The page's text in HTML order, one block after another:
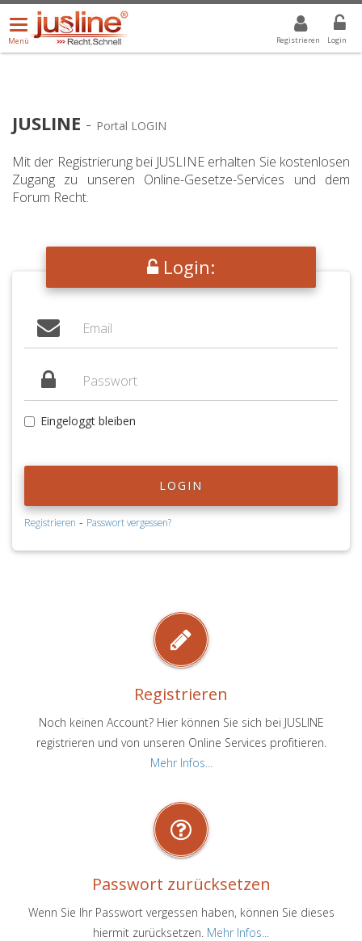
Registrieren Login
Menü
öffnen/schließen
Menü
ALLE DROPDOWN: GEWÄHLTER WERT IST ALLE
JUSLINE - Portal LOGIN
Mit der Registrierung bei JUSLINE erhalten Sie kostenlosen
Zugang zu unseren Online-Gesetze-Services und dem
Forum Recht.
Login:
Eingeloggt bleiben
LOGIN
Registrieren - Passwort vergessen?
Registrieren
Noch keinen Account? Hier können Sie sich bei JUSLINE
registrieren und von unseren Online Services profitieren.
Mehr Infos...
Passwort zurücksetzen
Wenn Sie Ihr Passwort vergessen haben, können Sie dieses
hiermit zurücksetzen. Mehr Infos...